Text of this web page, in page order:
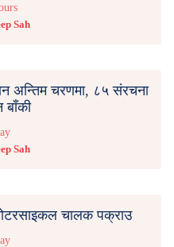
Sah
अन्तिम चरणमा, ८५ संरचना
बाँकी
Sah
मोटरसाइकल चालक पक्राउ